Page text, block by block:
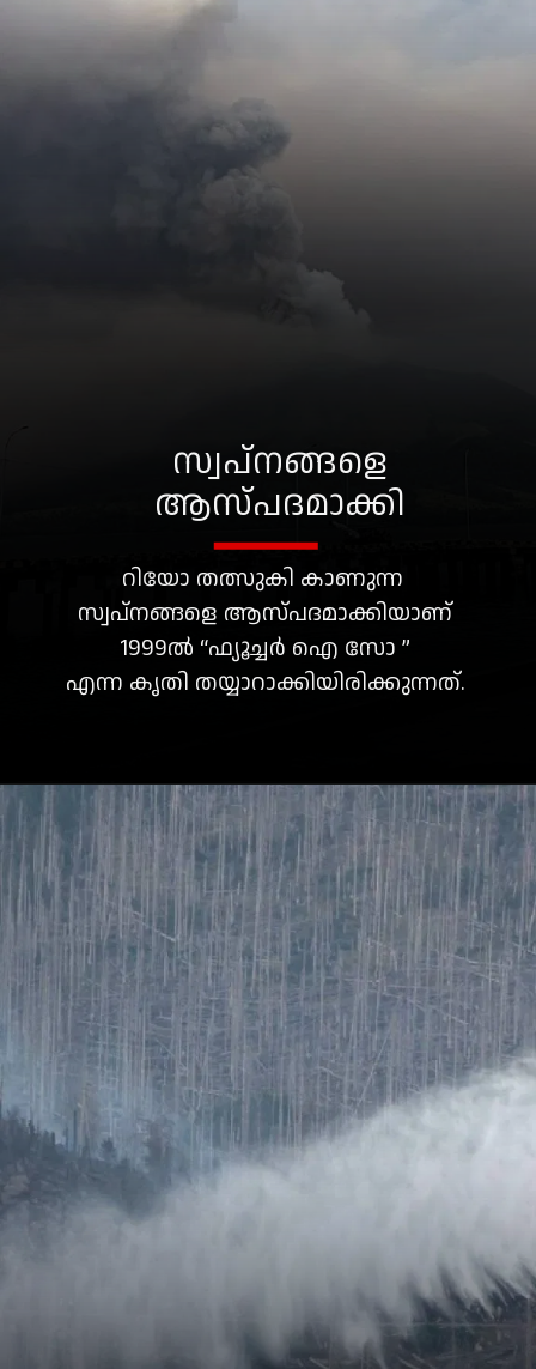
റിയോ തത്സുകി കാണുന്ന
സ്വപ്നങ്ങളെ ആസ്പദമാക്കിയാണ്
1999ൽ “ഫ്യൂച്ചർ ഐ സോ ”
എന്ന കൃതി തയ്യാറാക്കിയിരിക്കുന്നത്.
സ്വപ്നങ്ങളെ
ആസ്പദമാക്കി